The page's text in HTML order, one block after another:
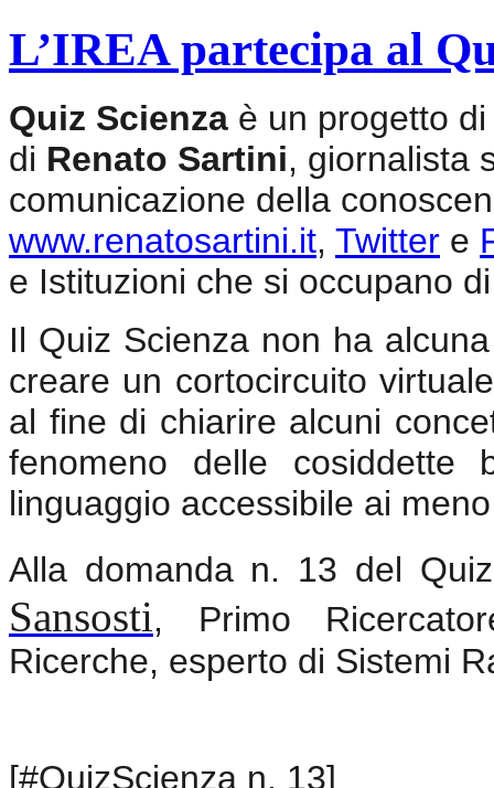
L’IREA partecipa al
Quiz Scienza è un progetto
di Renato Sartini, giornalista
comunicazione della
www.renatosartini.it, Twitter e
e Istituzioni che si occupano
Il Quiz Scienza non ha
creare un cortocircuito
al fine di chiarire alcuni
fenomeno delle
linguaggio accessibile ai
Alla domanda n. 13 del
Sansosti, Primo
Ricerche, esperto di Sistemi
[#QuizScienza n. 13]